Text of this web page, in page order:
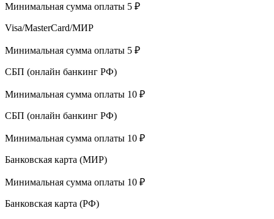
Минимальная сумма оплаты 5 ₽
Visa/MasterCard/МИР
Минимальная сумма оплаты 5 ₽
СБП (онлайн банкинг РФ)
Минимальная сумма оплаты 10 ₽
СБП (онлайн банкинг РФ)
Минимальная сумма оплаты 10 ₽
Банковская карта (МИР)
Минимальная сумма оплаты 10 ₽
Банковская карта (РФ)